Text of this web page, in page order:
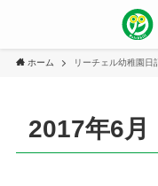
ホーム リーチェル幼稚園日
2017年6月